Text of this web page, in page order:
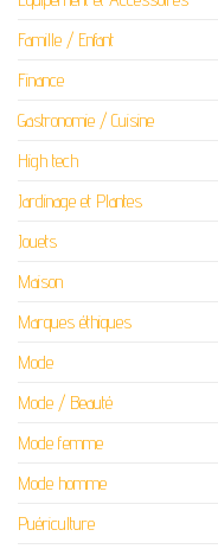
Famille / Enfant
Finance
Gastronomie / Cuisine
High tech
Jardinage et Plantes
Jouets
Maison
Marques éthiques
Mode
Mode / Beauté
Mode femme
Mode homme
Puériculture